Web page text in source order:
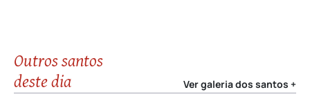
Outros santos
deste dia
Ver galeria dos santos +